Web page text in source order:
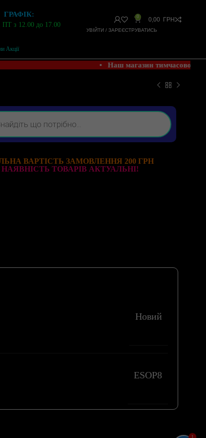
ГРАФІК:
з 12.00 до 17.00
УВІЙТИ / ЗАРЕЄСТРУВАТИСЬ
0 0,00 ГРН
Акції
• Наш магазин тимчасово
ВАРТІСТЬ ЗАМОВЛЕННЯ 200 ГРН
НАЯВНІСТЬ ТОВАРІВ АКТУАЛЬНІ!
Новий
ESOP8
1